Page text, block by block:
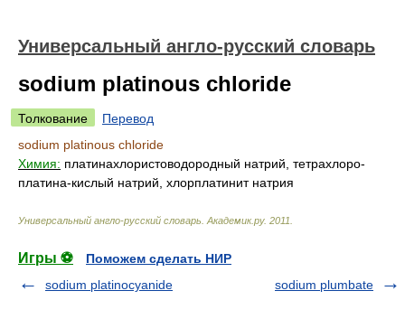
Универсальный англо-русский словарь
sodium platinous chloride
Толкование
Перевод
sodium platinous chloride
Химия: платинахлористоводородный натрий, тетрахлоро-
платина-кислый натрий, хлорплатинит натрия
Универсальный англо-русский словарь Академик.ру. 2011
Игры ⚽
Поможем сделать НИР
sodium platinocyanide
sodium plumbate